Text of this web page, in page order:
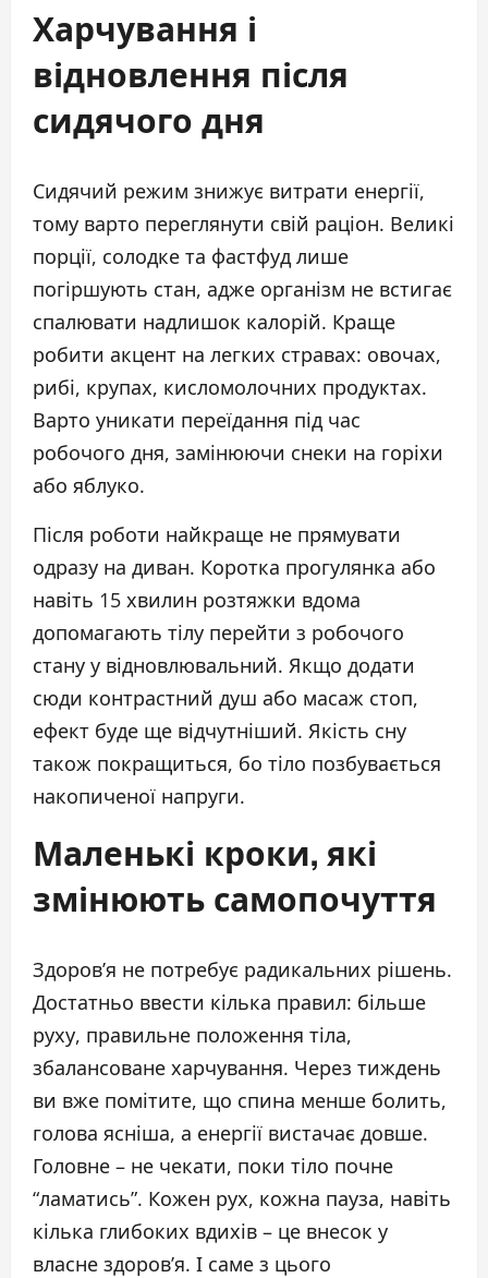
Харчування і
відновлення після
сидячого дня
Сидячий режим знижує витрати енергії,
тому варто переглянути свій раціон. Великі
порції, солодке та фастфуд лише
погіршують стан, адже організм не встигає
спалювати надлишок калорій. Краще
робити акцент на легких стравах: овочах,
рибі, крупах, кисломолочних продуктах.
Варто уникати переїдання під час
робочого дня, замінюючи снеки на горіхи
або яблуко.
Після роботи найкраще не прямувати
одразу на диван. Коротка прогулянка або
навіть 15 хвилин розтяжки вдома
допомагають тілу перейти з робочого
стану у відновлювальний. Якщо додати
сюди контрастний душ або масаж стоп,
ефект буде ще відчутніший. Якість сну
також покращиться, бо тіло позбувається
накопиченої напруги.
Маленькі кроки, які
змінюють самопочуття
Здоров’я не потребує радикальних рішень.
Достатньо ввести кілька правил: більше
руху, правильне положення тіла,
збалансоване харчування. Через тиждень
ви вже помітите, що спина менше болить,
голова ясніша, а енергії вистачає довше.
Головне – не чекати, поки тіло почне
“ламатись”. Кожен рух, кожна пауза, навіть
кілька глибоких вдихів – це внесок у
власне здоров’я. І саме з цього